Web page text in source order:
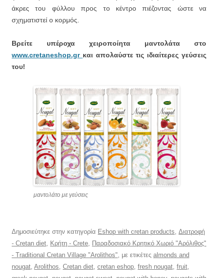
άκρες του φύλλου προς το κέντρο πιέζοντας ώστε να
σχηματιστεί ο κορμός.
Βρείτε υπέροχα χειροποίητα μαντολάτα στο
www.cretaneshop.gr και απολαύστε τις ιδιαίτερες γεύσεις
του!
μαντολάτο με γεύσεις
Δημοσιεύτηκε στην κατηγορία Eshop with cretan products Διατροφή
- Cretan diet
Κρήτη - Crete
Παραδοσιακό Κρητικό Χωριό "Αρόλιθος"
- Traditional Cretan Village "Arolithos" , με ετικέτες almonds and
nougat Arolithos Cretan diet cretan eshop fresh nougat fruit